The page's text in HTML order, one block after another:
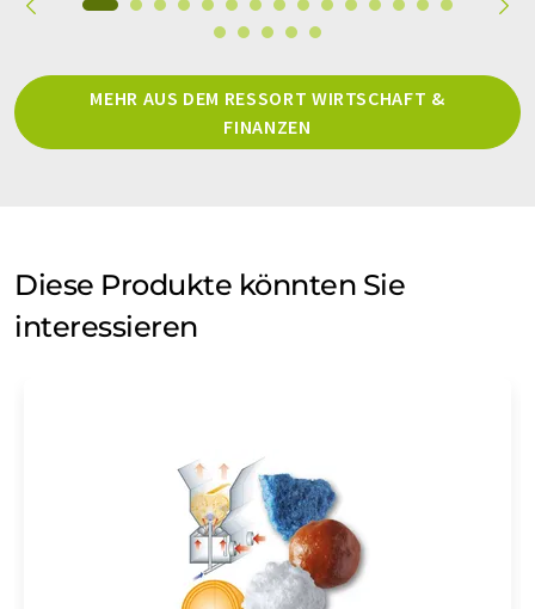
MEHR AUS DEM RESSORT WIRTSCHAFT &
FINANZEN
Diese Produkte könnten Sie
interessieren